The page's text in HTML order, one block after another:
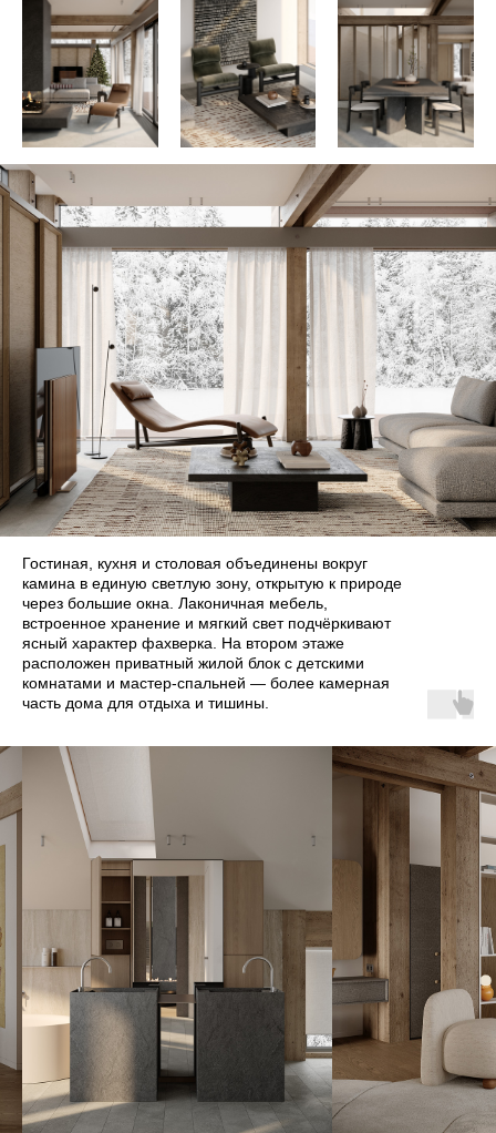
Гостиная, кухня и столовая объединены вокруг
камина в единую светлую зону, открытую к природе
через большие окна. Лаконичная мебель,
встроенное хранение и мягкий свет подчёркивают
ясный характер фахверка. На втором этаже
расположен приватный жилой блок с детскими
комнатами и мастер-спальней — более камерная
часть дома для отдыха и тишины.
Все права защищены. AR ARCHITECTS 2026